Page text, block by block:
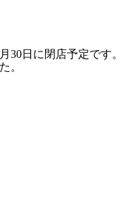
30日に閉店予定です。
。